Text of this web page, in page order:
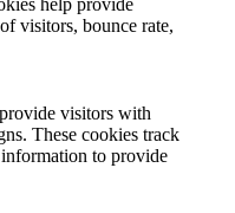
help provide
visitors, bounce rate,
visitors with
These cookies track
to provide